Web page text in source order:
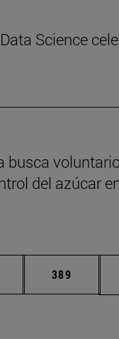
Science
busca
del azúcar
Páginas intermedias
Página
389